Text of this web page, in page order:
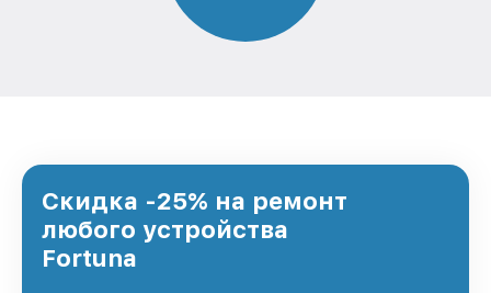
Скидка -25% на ремонт
любого устройства
Fortuna